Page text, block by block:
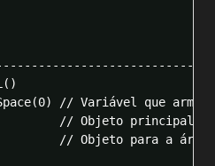
// Variável que
// Objeto principal do
// Objeto para a área